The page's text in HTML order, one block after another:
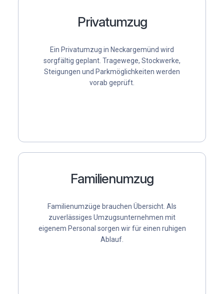
Privatumzug
Ein Privatumzug in Neckargemünd wird
sorgfältig geplant. Tragewege, Stockwerke,
Steigungen und Parkmöglichkeiten werden
vorab geprüft.
Familienumzug
Familienumzüge brauchen Übersicht. Als
zuverlässiges Umzugsunternehmen mit
eigenem Personal sorgen wir für einen ruhigen
Ablauf.